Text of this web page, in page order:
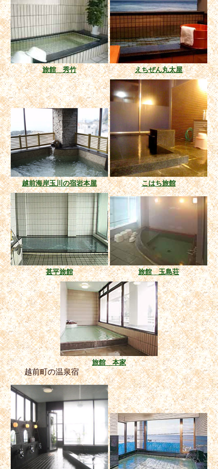
旅館 秀竹 えちぜん丸太屋
越前海岸玉川の宿岩本屋 こはち旅館
甚平旅館 旅館 玉島荘
旅館 本家
越前町の温泉宿